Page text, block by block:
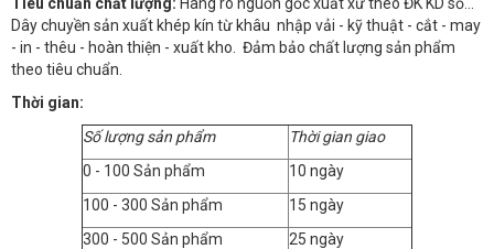
Dây chuyền sản xuất khép kín từ khâu nhập vải - kỹ thuật - cắt - may
- in - thêu - hoàn thiện - xuất kho. Đảm bảo chất lượng sản phẩm
theo tiêu chuẩn.
Thời gian:
Số lượng sản phẩm
Thời gian giao
0 - 100 Sản phẩm
10 ngày
100 - 300 Sản phẩm
15 ngày
300 - 500 Sản phẩm
25 ngày